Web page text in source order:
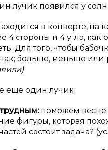
лучик появился у
в конверте, на
стороны и 4 угла, как
Для того, чтобы
больше, меньше или
еще один лучик
поможем весне
фигуры, которая
состоит задача?